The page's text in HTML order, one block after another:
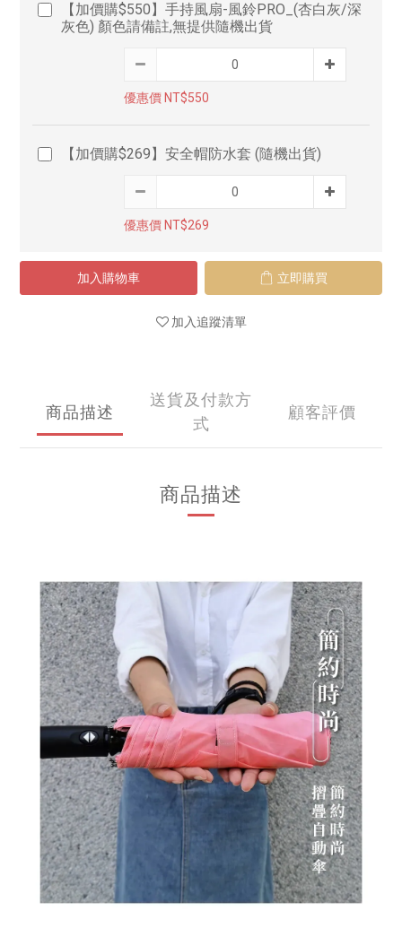
【加價購$550】手持風扇-風鈴PRO_(杏白灰/深
灰色) 顏色請備註,無提供隨機出貨
優惠價 NT$550
【加價購$269】安全帽防水套 (隨機出貨)
優惠價 NT$269
加入購物車 立即購買
加入追蹤清單
商品描述
送貨及付款方
式
顧客評價
商品描述